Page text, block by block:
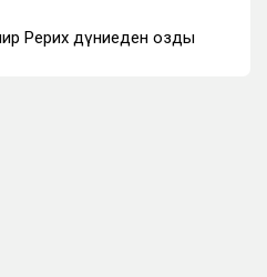
Рерих дүниеден озды